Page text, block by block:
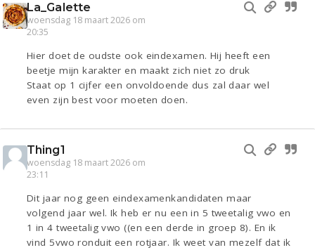
La_Galette
woensdag 18 maart 2026 om
20:35
Hier doet de oudste ook eindexamen. Hij heeft een
beetje mijn karakter en maakt zich niet zo druk
Staat op 1 cijfer een onvoldoende dus zal daar wel
even zijn best voor moeten doen.
Thing1
woensdag 18 maart 2026 om
23:11
Dit jaar nog geen eindexamenkandidaten maar
volgend jaar wel. Ik heb er nu een in 5 tweetalig vwo en
1 in 4 tweetalig vwo ((en een derde in groep 8). En ik
vind 5vwo ronduit een rotjaar. Ik weet van mezelf dat ik